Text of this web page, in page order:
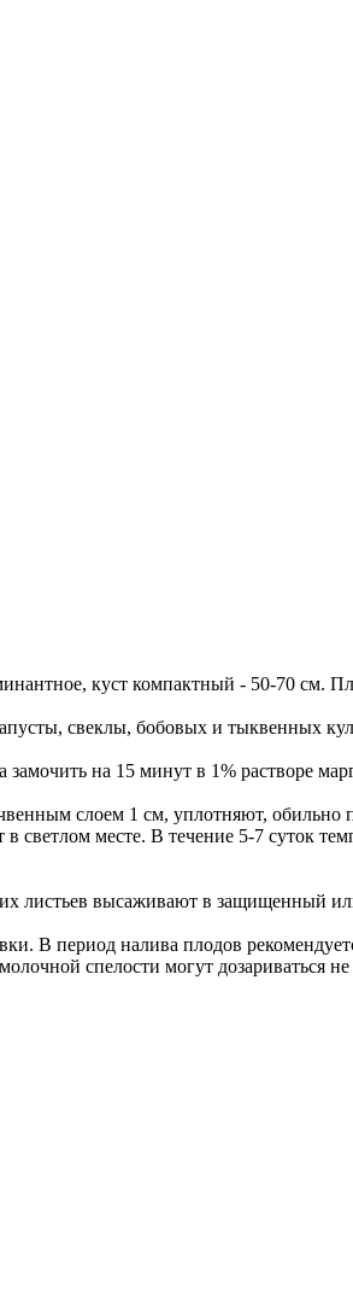
куст компактный - 50-70 см.
свеклы, бобовых и тыквенных
на 15 минут в 1% растворе
слоем 1 см, уплотняют,
светлом месте. В течение 5-7 суток
листьев высаживают в защищенный
В период налива плодов
спелости могут дозариваться не